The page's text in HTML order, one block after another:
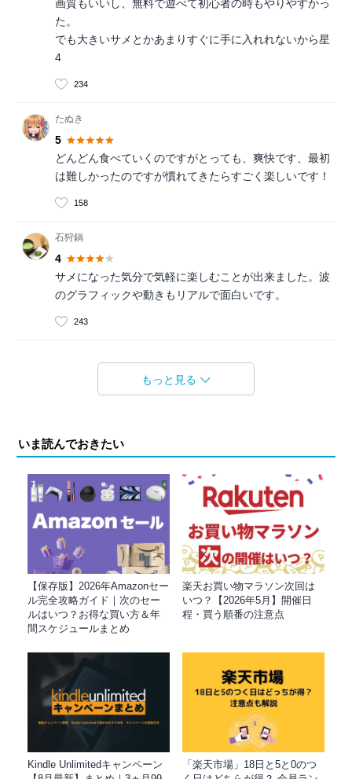
画質もいいし、無料で遊べて初心者の時もやりやすかっ
た。
でも大きいサメとかあまりすぐに手に入れれないから星
4
234
たぬき
5
どんどん食べていくのですがとっても、爽快です、最初
は難しかったのですが慣れてきたらすごく楽しいです！
158
石狩鍋
4
サメになった気分で気軽に楽しむことが出来ました。波
のグラフィックや動きもリアルで面白いです。
243
もっと見る
いま読んでおきたい
【保存版】2026年Amazonセー
ル完全攻略ガイド｜次のセー
ルはいつ？お得な買い方＆年
間スケジュールまとめ
楽天お買い物マラソン次回は
いつ？【2026年5月】開催日
程・買う順番の注意点
Kindle Unlimitedキャンペーン
「楽天市場」18日と5と0のつ